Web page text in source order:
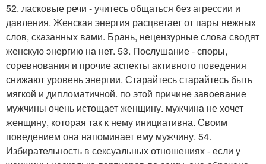
52. ласковые речи - учитесь общаться без агрессии и
давления. Женская энергия расцветает от пары нежных
слов, сказанных вами. Брань, нецензурные слова сводят
женскую энергию на нет. 53. Послушание - споры,
соревнования и прочие аспекты активного поведения
снижают уровень энергии. Старайтесь старайтесь быть
мягкой и дипломатичной. по этой причине завоевание
мужчины очень истощает женщину. мужчина не хочет
женщину, которая так к нему инициативна. Своим
поведением она напоминает ему мужчину. 54.
Избирательность в сексуальных отношениях - если у